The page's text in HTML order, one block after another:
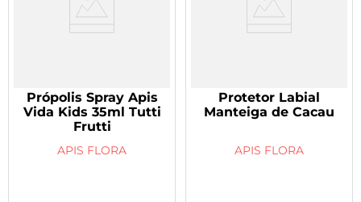
Própolis Spray Apis
Vida Kids 35ml Tutti
Frutti
APIS FLORA
Protetor Labial
Manteiga de Cacau
APIS FLORA